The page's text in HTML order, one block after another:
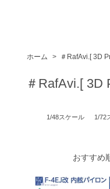
ホーム > ＃RafAvi.[ 3D
＃RafAvi.[ 3D
1/48スケール 1/72
おすすめ